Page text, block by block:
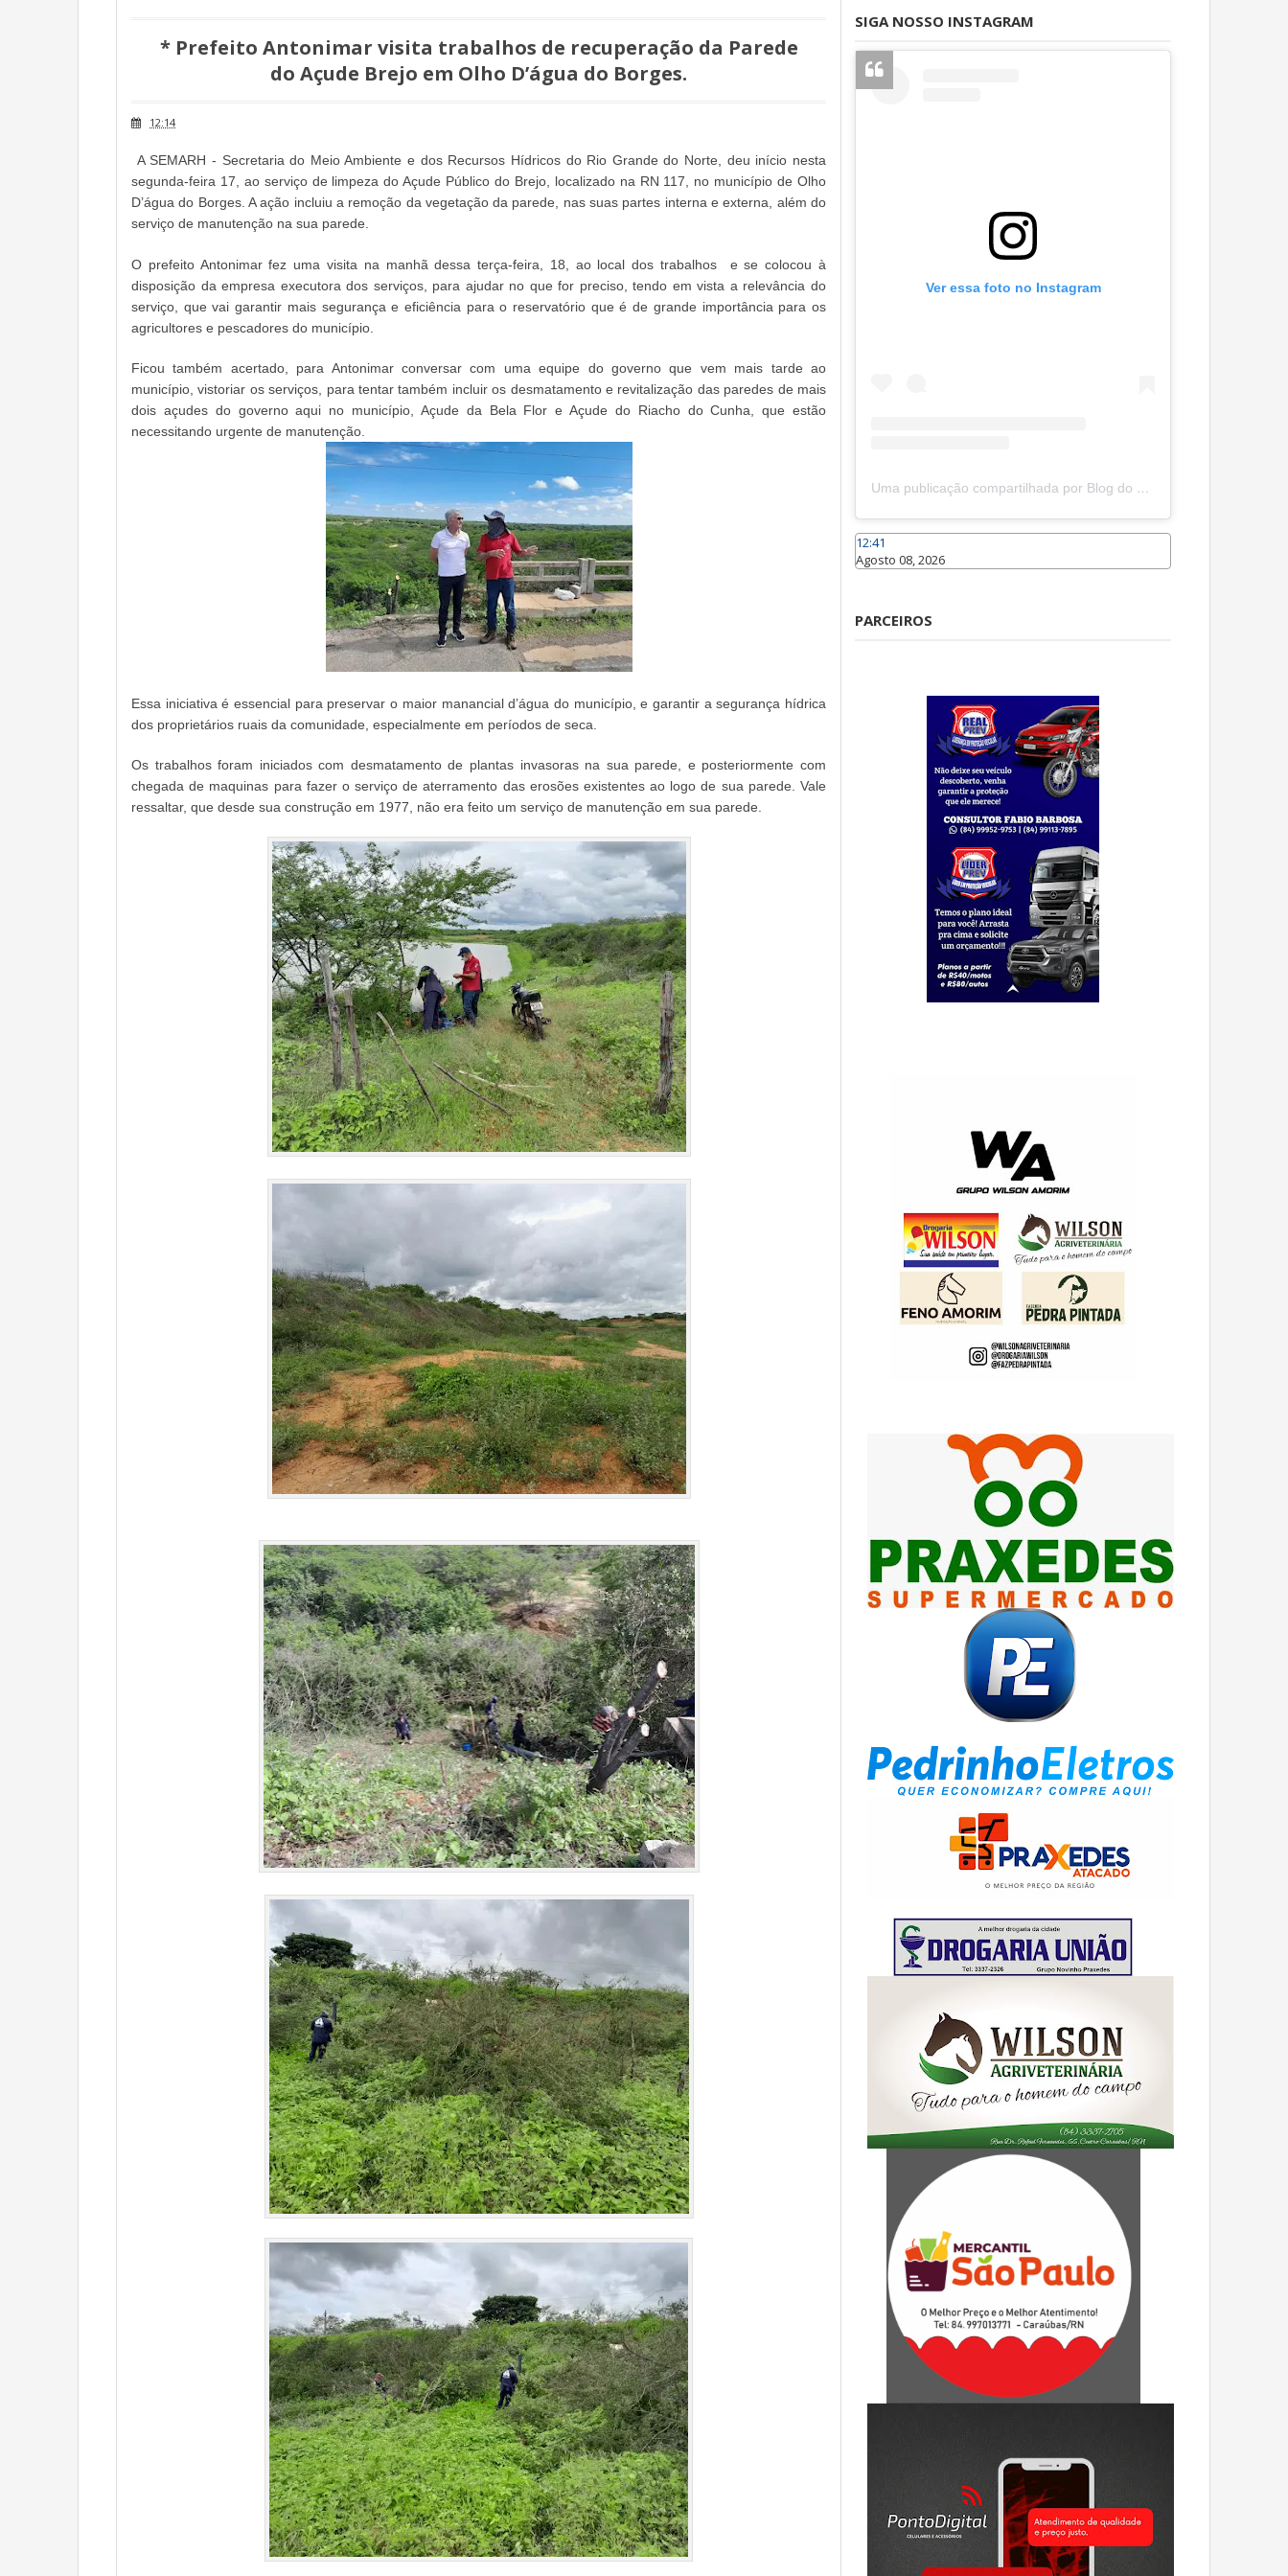
* Prefeito Antonimar visita trabalhos de recuperação da Parede
do Açude Brejo em Olho D’água do Borges.
12:14
A SEMARH - Secretaria do Meio Ambiente e dos Recursos Hídricos do Rio Grande do Norte, deu início nesta
segunda-feira 17, ao serviço de limpeza do Açude Público do Brejo, localizado na RN 117, no município de Olho
D’água do Borges. A ação incluiu a remoção da vegetação da parede, nas suas partes interna e externa, além do
serviço de manutenção na sua parede.
O prefeito Antonimar fez uma visita na manhã dessa terça-feira, 18, ao local dos trabalhos e se colocou à
disposição da empresa executora dos serviços, para ajudar no que for preciso, tendo em vista a relevância do
serviço, que vai garantir mais segurança e eficiência para o reservatório que é de grande importância para os
agricultores e pescadores do município.
Ficou também acertado, para Antonimar conversar com uma equipe do governo que vem mais tarde ao
município, vistoriar os serviços, para tentar também incluir os desmatamento e revitalização das paredes de mais
dois açudes do governo aqui no município, Açude da Bela Flor e Açude do Riacho do Cunha, que estão
necessitando urgente de manutenção.
Essa iniciativa é essencial para preservar o maior manancial d’água do município, e garantir a segurança hídrica
dos proprietários ruais da comunidade, especialmente em períodos de seca.
Os trabalhos foram iniciados com desmatamento de plantas invasoras na sua parede, e posteriormente com
chegada de maquinas para fazer o serviço de aterramento das erosões existentes ao logo de sua parede. Vale
ressaltar, que desde sua construção em 1977, não era feito um serviço de manutenção em sua parede.
SIGA NOSSO INSTAGRAM
Ver essa foto no Instagram
Uma publicação compartilhada por Blog do João Marcolino (@joaomarcolinoneto)
12:41
Agosto 08, 2026
PARCEIROS